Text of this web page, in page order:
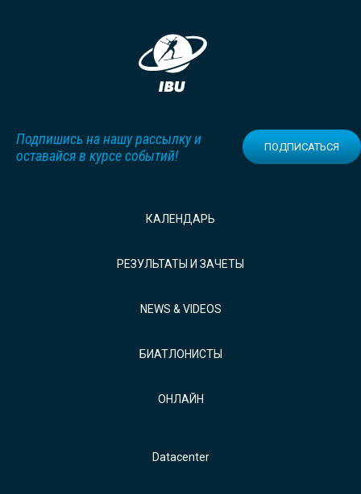
Подпишись на нашу рассылку и
оставайся в курсе событий!
ПОДПИСАТЬСЯ
КАЛЕНДАРЬ
РЕЗУЛЬТАТЫ И ЗАЧЕТЫ
NEWS & VIDEOS
БИАТЛОНИСТЫ
ОНЛАЙН
Datacenter